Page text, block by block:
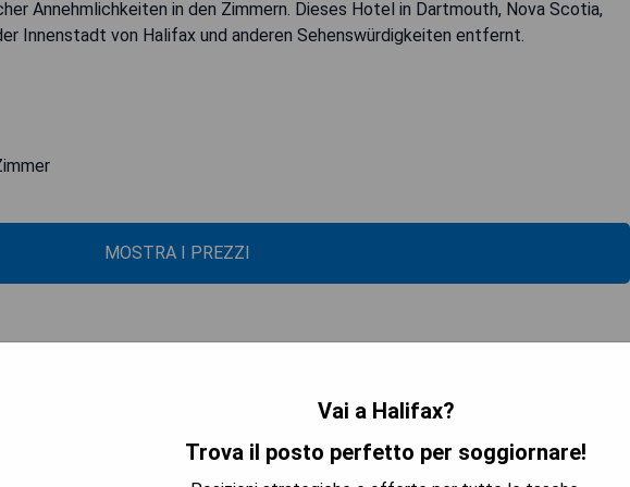
Annehmlichkeiten in den Zimmern. Dieses Hotel in Dartmouth, Nova Scotia,
Innenstadt von Halifax und anderen Sehenswürdigkeiten entfernt.
MOSTRA I PREZZI
Executive Suite, 1 King Bed, Sofa Bed
Vai a Halifax?
Trova il posto perfetto per soggiornare!